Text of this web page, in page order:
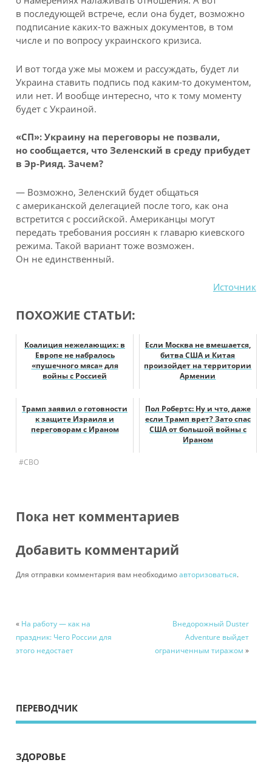
в последующей встрече, если она будет, возможно
подписание каких-то важных документов, в том
числе и по вопросу украинского кризиса.
И вот тогда уже мы можем и рассуждать, будет ли
Украина ставить подпись под каким-то документом,
или нет. И вообще интересно, что к тому моменту
будет с Украиной.
«СП»:Украину на переговоры не позвали,
но сообщается, что Зеленский в среду прибудет
в Эр-Рияд. Зачем?
— Возможно, Зеленский будет общаться
с американской делегацией после того, как она
встретится с российской. Американцы могут
передать требования россиян к главарю киевского
режима. Такой вариант тоже возможен.
Он не единственный.
Источник
ПОХОЖИЕ СТАТЬИ:
Коалиция нежелающих: в
Европе не набралось
«пушечного мяса» для
войны с Россией
Если Москва не вмешается,
битва США и Китая
произойдет на территории
Армении
Трамп заявил о готовности
к защите Израиля и
переговорам с Ираном
Пол Робертс: Ну и что, даже
если Трамп врет? Зато спас
США от большой войны с
Ираном
#СВО
Пока нет комментариев
Добавить комментарий
Для отправки комментария вам необходимоавторизоваться.
« На работу — как на
праздник: Чего России для
этого недостает
Внедорожный Duster
Adventure выйдет
ограниченным тиражом »
ПЕРЕВОДЧИК
ЗДОРОВЬЕ